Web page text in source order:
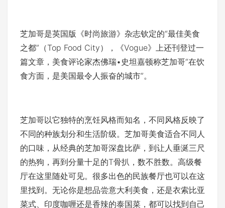
芝加哥是英国版《时尚旅游》杂志钦定的“最佳美食
之都”（Top Food City），《Vogue》上还刊登过一
篇文章，美食评论家杰佛瑞•史坦嘉顿称芝加哥“在饮
食方面，是美国最令人振奋的城市”。
芝加哥以它独特的烹饪风格而知名，不同风格反映了
不同的种族划分和生活阶级。芝加哥美食适合不同人
的口味，从经典的芝加哥深盘比萨，到让人垂涎三尺
的热狗，再到分量十足的T骨扒，数不胜数。高级餐
厅在这里随处可见。很多出色的民族餐厅也可以在这
里找到。无论你是想品尝意大利美食，还是衣索比亚
菜式、印度咖喱还是香辣的泰国菜，都可以找到自己